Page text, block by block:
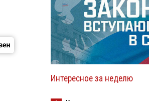
Интересное за неделю